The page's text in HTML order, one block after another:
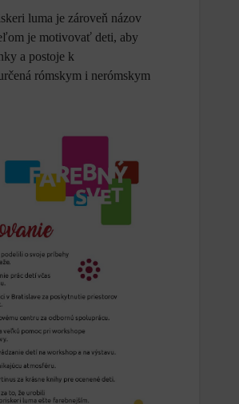
luma je zároveň názov
je motivovať deti, aby
a postoje k
rómskym i nerómskym